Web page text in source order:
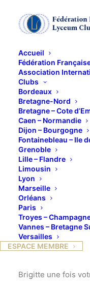
Accueil
Fédération
Association
Clubs
Bordeaux
Bretagne-Nord
Bretagne – Cote
Caen – Normandie
Dijon – Bourgogne
Fontainebleau – Ile
Grenoble
Lille – Flandre
Limousin
Lyon
Marseille
Orléans
Paris
Troyes –
Vannes – Bretagne
Versailles
ESPACE MEMBRE
Week-
Nous ne pouvions
Saint Phalle au
Brigitte
préparation de ce
franc succès. Déjà
N’oubliez pas de
Brigitte une fois